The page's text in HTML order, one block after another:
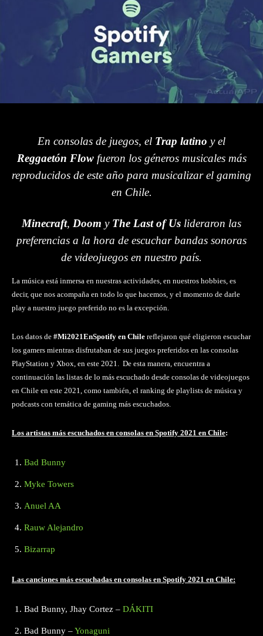
En consolas de juegos, el Trap latino y el
Reggaetón Flowfueron los géneros musicales más
reproducidos de este año para musicalizar el gaming
en Chile.
Minecraft, Doom y The Last of Us lideraron las
preferencias a la hora de escuchar bandas sonoras
de videojuegos en nuestro país.
La música está inmersa en nuestras actividades, en nuestros hobbies, es
decir, que nos acompaña en todo lo que hacemos, y el momento de darle
play a nuestro juego preferido no es la excepción.
Los datos de #Mi2021EnSpotify en Chile reflejaron qué eligieron escuchar
los gamers mientras disfrutaban de sus juegos preferidos en las consolas
PlayStation y Xbox, en este 2021. De esta manera, encuentra a
continuación las listas de lo más escuchado desde consolas de videojuegos
en Chile en este 2021, como también, el ranking de playlists de música y
podcasts con temática de gaming más escuchados.
Los artistas más escuchados en consolas en Spotify 2021 en Chile:
Bad Bunny
Myke Towers
Anuel AA
Rauw Alejandro
Bizarrap
Las canciones más escuchadas en consolas en Spotify 2021 en Chile:
Bad Bunny, Jhay Cortez – DÁKITI
Bad Bunny –Yonaguni